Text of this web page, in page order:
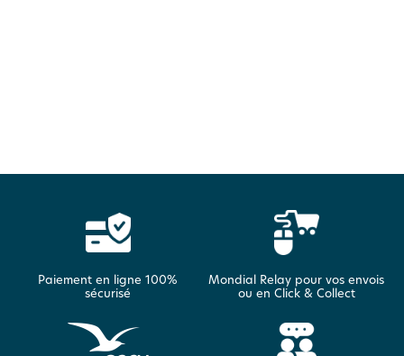
Paiement en ligne 100%
sécurisé
Mondial Relay pour vos envois
ou en Click & Collect